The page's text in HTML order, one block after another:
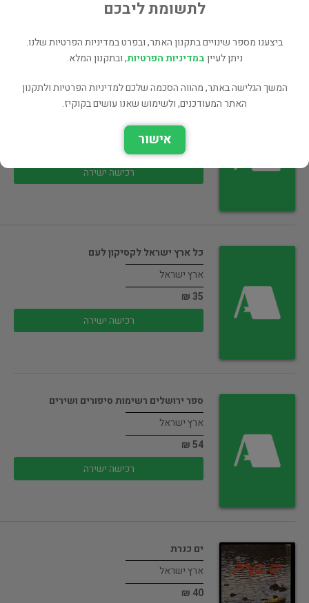
כך התגונן ישראל פרשת ההתגוננות והמאבק…
ארץ ישראל
רכישה ישירה
כל ארץ ישראל לקסיקון לעם
ארץ ישראל
35 ₪
רכישה ישירה
ספר ירושלים רשימות סיפורים ושירים
ארץ ישראל
54 ₪
רכישה ישירה
ים כנרת
ארץ ישראל
40 ₪
לתשומת ליבכם
ביצענו מספר שינויים בתקנון האתר, ובפרט במדיניות הפרטיות שלנו.
ניתן לעייןבמדיניות הפרטיות, ובתקנון המלא.
המשך הגלישה באתר, מהווה הסכמה שלכם למדיניות הפרטיות ולתקנון
האתר המעודכנים, ולשימוש שאנו עושים בקוקיז.
אישור